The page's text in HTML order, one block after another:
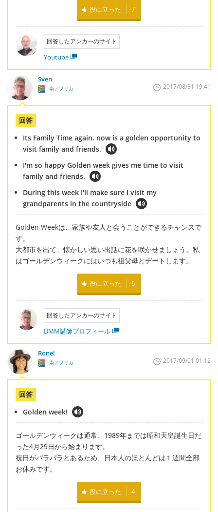
役に立った 7
回答したアンカーのサイト
Youtube
Sven
南アフリカ 2017/08/31 19:41
回答
Its Family Time again. now is a golden opportunity to
visit family and friends.
I'm so happy Golden week gives me time to visit
family and friends.
During this week I'll make sure I visit my
grandparents in the countryside
Golden Weekは、家族や友人と会うことができるチャンスで
す。
大都市を出て、懐かしい思い出話に花を咲かせましょう。私
はゴールデンウィークにはいつも祖父母とデートします。
役に立った 6
回答したアンカーのサイト
DMM講師プロフィール
Ronel
南アフリカ 2017/09/01 01:12
回答
Golden week!
ゴールデンウィークは通常、1989年までは昭和天皇誕生日だ
った4月29日から始まります。
祝日がパラパラとあるため、日本人のほとんどは１週間全部
お休みです。
役に立った 4